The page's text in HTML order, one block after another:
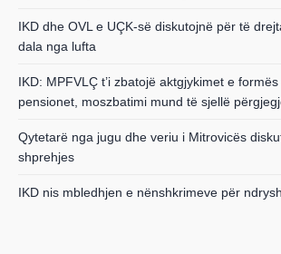
IKD dhe OVL e UÇK-së diskutojnë për të
dala nga lufta
IKD: MPFVLÇ t’i zbatojë aktgjykimet e
pensionet, moszbatimi mund të sjellë
Qytetarë nga jugu dhe veriu i Mitrovicës
shprehjes
IKD nis mbledhjen e nënshkrimeve për